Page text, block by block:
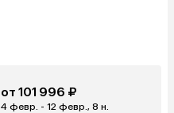
от 101 996 ₽
4 февр. - 12 февр., 8 н.